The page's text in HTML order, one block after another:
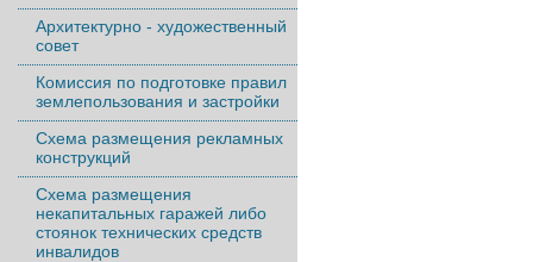
Архитектурно - художественный
совет
Комиссия по подготовке правил
землепользования и застройки
Схема размещения рекламных
конструкций
Схема размещения
некапитальных гаражей либо
стоянок технических средств
инвалидов